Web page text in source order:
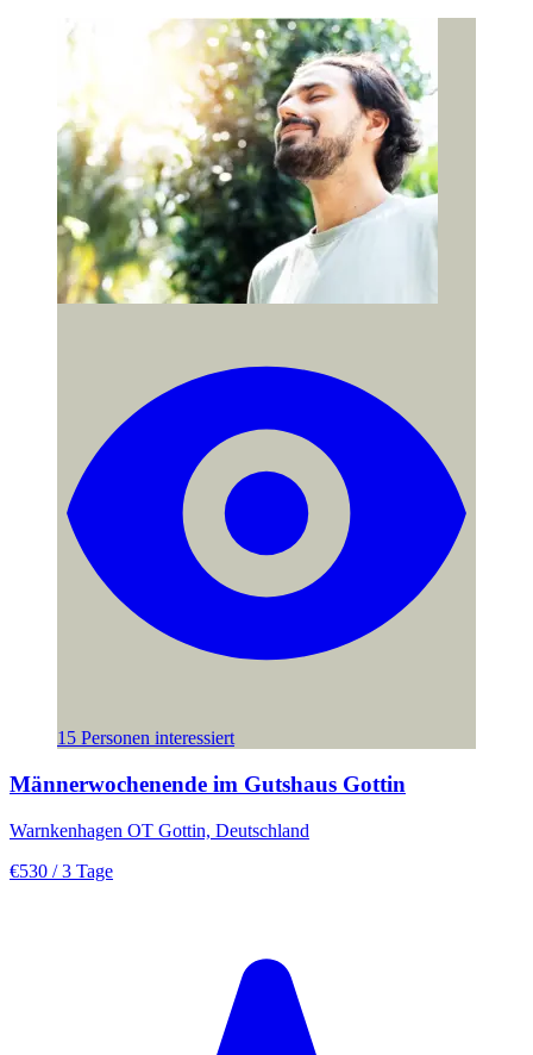
15 Personen interessiert
Männerwochenende im Gutshaus Gottin
Warnkenhagen OT Gottin, Deutschland
€530 / 3 Tage